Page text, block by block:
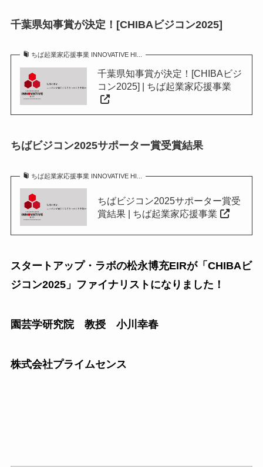
千葉県知事賞が決定！[CHIBAビジコン2025]
ちば起業家応援事業 INNOVATIVE HI...
千葉県知事賞が決定！[CHIBAビジ
コン2025] | ちば起業家応援事業
ちばビジコン2025サポーター賞受賞結果
ちば起業家応援事業 INNOVATIVE HI...
ちばビジコン2025サポーター賞受
賞結果 | ちば起業家応援事業
スタートアップ・ラボの松永博充EIRが「CHIBAビ
ジコン2025」ファイナリストになりました！
園芸学研究院 教授 小川幸春
株式会社プライムセンス